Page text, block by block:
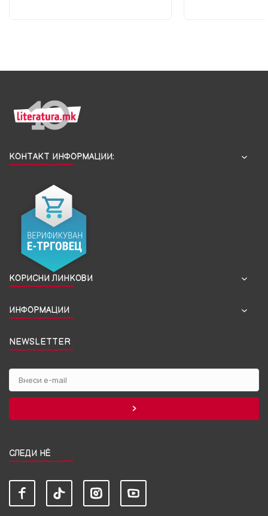
КОНТАКТ ИНФОРМАЦИИ:
КОРИСНИ ЛИНКОВИ
ИНФОРМАЦИИ
NEWSLETTER
СЛЕДИ НЀ